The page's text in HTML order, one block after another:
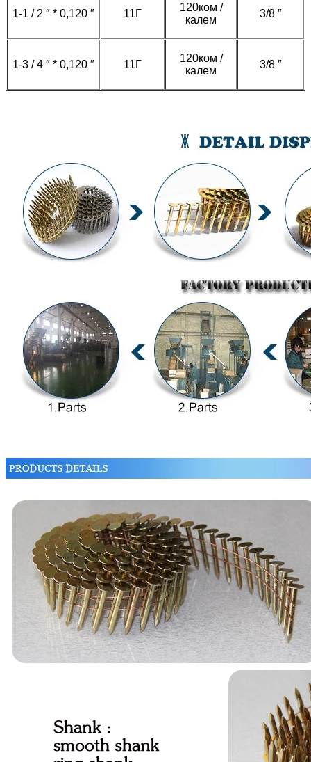
1-1 / 2 ″ * 0,120 ″ 11Г
120ком /
калем
3/8 ″
1-3 / 4 ″ * 0,120 ″ 11Г
120ком /
калем
3/8 ″